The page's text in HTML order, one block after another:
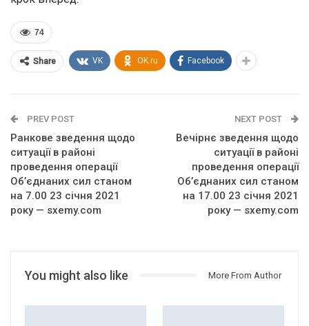
74
Share VK OK.ru Facebook
PREV POST
Ранкове зведення щодо
ситуації в районі
проведення операції
Об’єднаних сил станом
на 7.00 23 січня 2021
року — sxemy.com
NEXT POST
Вечірнє зведення щодо
ситуації в районі
проведення операції
Об’єднаних сил станом
на 17.00 23 січня 2021
року — sxemy.com
You might also like More From Author